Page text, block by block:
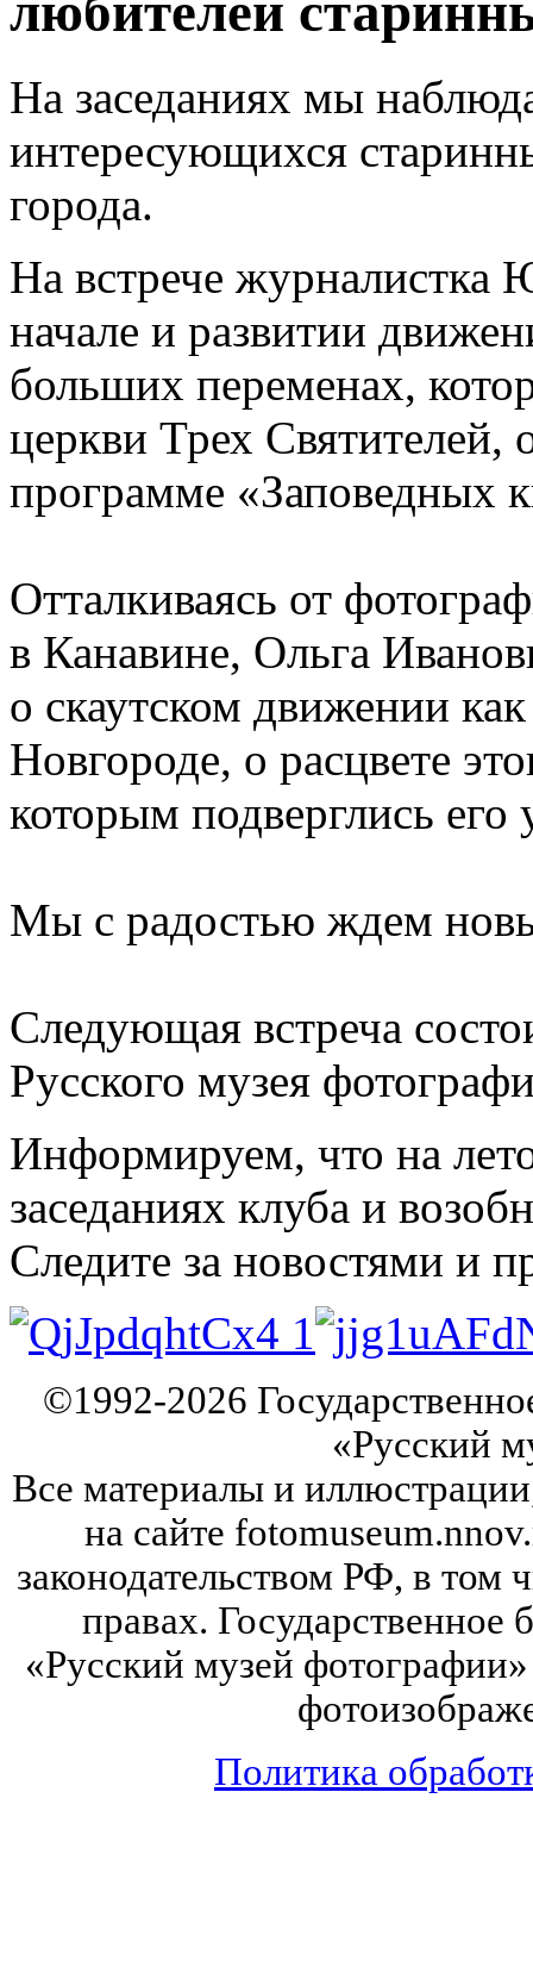
любителей
На заседаниях мы
интересующихся
города.
На встрече журналистка
начале и развитии
больших переменах,
церкви Трех Святителей,
программе «Заповедных
Отталкиваясь от
в Канавине, Ольга
о скаутском движении
Новгороде, о расцвете
которым подверглись его
Мы с радостью ждем
Следующая встреча
Русского музея
Информируем, что на
заседаниях клуба и
Следите за новостями и
©1992-2026
«Русский
Все материалы и
на сайте
законодательством РФ, в том
правах.
«Русский музей
Политика